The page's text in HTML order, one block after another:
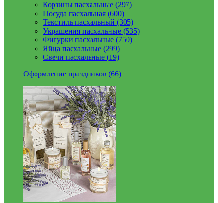
Корзины пасхальные (297)
Посуда пасхальная (600)
Текстиль пасхальный (305)
Украшения пасхальные (535)
Фигурки пасхальные (750)
Яйца пасхальные (299)
Свечи пасхальные (19)
Оформление праздников (66)